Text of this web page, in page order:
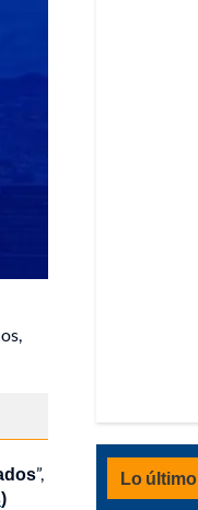
”,
)
Lo último